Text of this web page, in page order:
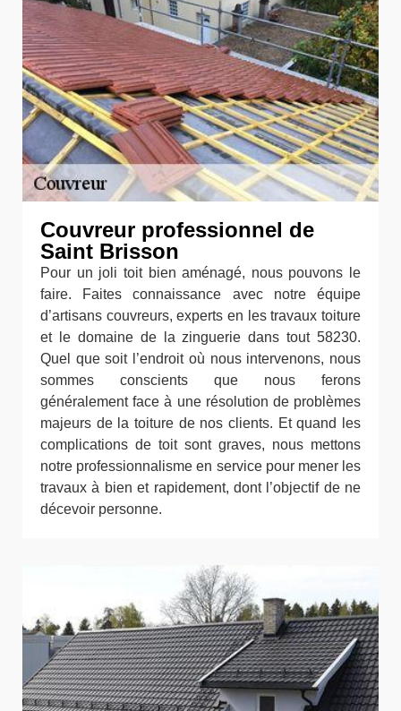
Couvreur professionnel de
Saint Brisson
Pour un joli toit bien aménagé, nous pouvons le
faire. Faites connaissance avec notre équipe
d’artisans couvreurs, experts en les travaux toiture
et le domaine de la zinguerie dans tout 58230.
Quel que soit l’endroit où nous intervenons, nous
sommes conscients que nous ferons
généralement face à une résolution de problèmes
majeurs de la toiture de nos clients. Et quand les
complications de toit sont graves, nous mettons
notre professionnalisme en service pour mener les
travaux à bien et rapidement, dont l’objectif de ne
décevoir personne.